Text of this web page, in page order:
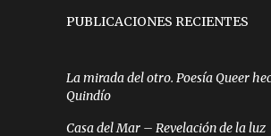
PUBLICACIONES RECIENTES
La mirada del otro. Poesía Queer
Quindío
Casa del Mar – Revelación de la luz